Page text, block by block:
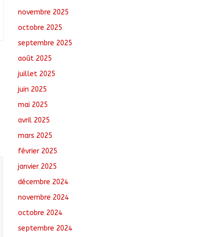
novembre 2025
octobre 2025
septembre 2025
août 2025
juillet 2025
juin 2025
mai 2025
avril 2025
mars 2025
février 2025
janvier 2025
décembre 2024
novembre 2024
octobre 2024
septembre 2024